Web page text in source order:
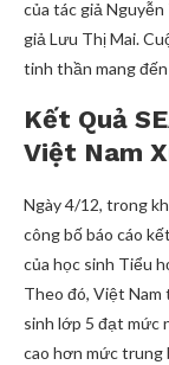
của tác giả
giả Lưu Thị Mai.
tinh thần mang
Kết Quả
Việt Nam
Ngày 4/12, trong
công bố báo cáo
của học sinh Tiểu
Theo đó, Việt
sinh lớp 5 đạt mức
cao hơn mức trung